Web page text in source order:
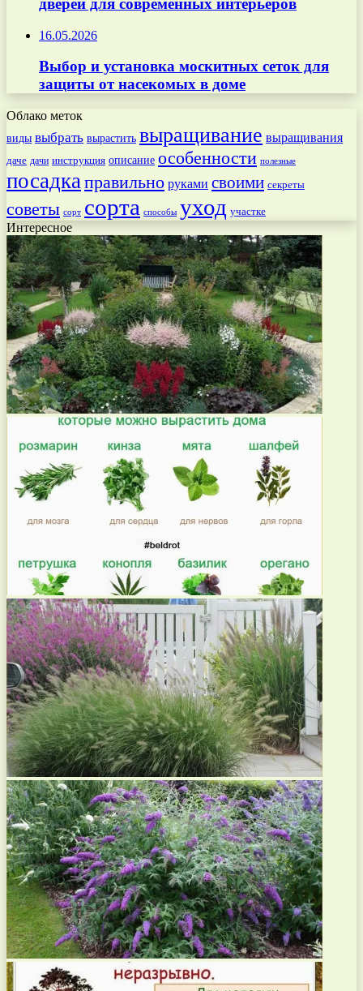
дверей для современных интерьеров
16.05.2026
Выбор и установка москитных сеток для
защиты от насекомых в доме
Облако меток
виды выбрать вырастить выращивание выращивания
даче дачи инструкция описание особенности полезные
посадкаправильно руками своими секреты
советы сорт сорта способы уход участке
Интересное